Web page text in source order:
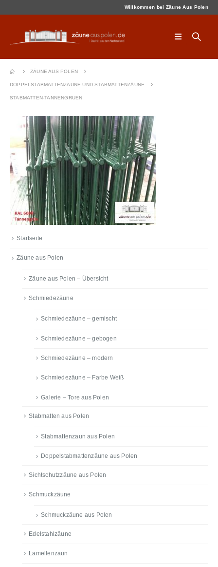
Willkommen bei Zäune Aus Polen
ZÄUNE AUS POLEN
DOPPELSTABMATTENZÄUNE UND STABMATTENZÄUNE
STABMATTEN-TANNENGRUEN
Startseite
Zäune aus Polen
Zäune aus Polen – Übersicht
Schmiedezäune
Schmiedezäune – gemischt
Schmiedezäune – gebogen
Schmiedezäune – modern
Schmiedezäune – Farbe Weiß
Galerie – Tore aus Polen
Stabmatten aus Polen
Stabmattenzaun aus Polen
Doppelstabmattenzäune aus Polen
Sichtschutzzäune aus Polen
Schmuckzäune
Schmuckzäune aus Polen
Edelstahlzäune
Lamellenzaun